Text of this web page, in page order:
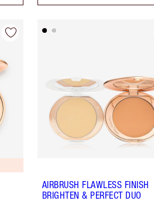
AIRBRUSH FLAWLESS FINISH
BRIGHTEN & PERFECT DUO